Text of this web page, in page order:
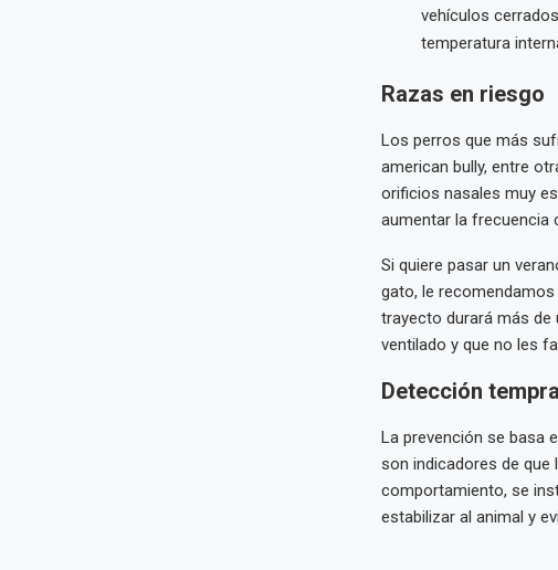
vehículos
temperatura
Razas en riesgo
Los perros que más
american bully, entre
orificios nasales muy
aumentar la frecuencia
Si quiere pasar un
gato, le
trayecto durará más de
ventilado y que no les
Detección
La prevención se basa
son indicadores de
comportamiento, se
estabilizar al animal y